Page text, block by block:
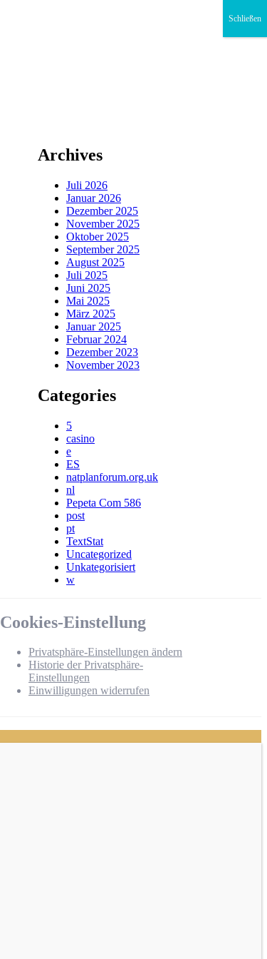
Archives
Juli 2026
Januar 2026
Dezember 2025
November 2025
Oktober 2025
September 2025
August 2025
Juli 2025
Juni 2025
Mai 2025
März 2025
Januar 2025
Februar 2024
Dezember 2023
November 2023
Categories
5
casino
e
ES
natplanforum.org.uk
nl
Pepeta Com 586
post
pt
TextStat
Uncategorized
Unkategorisiert
w
Cookies-Einstellung
Privatsphäre-Einstellungen ändern
Historie der Privatsphäre-
Einstellungen
Einwilligungen widerrufen
Schließen